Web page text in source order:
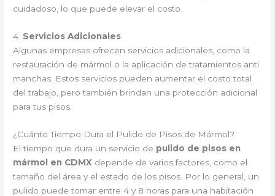
cuidadoso, lo que puede elevar el costo.
4. Servicios Adicionales
Algunas empresas ofrecen servicios adicionales, como la
restauración de mármol o la aplicación de tratamientos anti
manchas. Estos servicios pueden aumentar el costo total
del trabajo, pero también brindan una protección adicional
para tus pisos.
¿Cuánto Tiempo Dura el Pulido de Pisos de Mármol?
El tiempo que dura un servicio de pulido de pisos en
mármol en CDMX depende de varios factores, como el
tamaño del área y el estado de los pisos. Por lo general, un
pulido puede tomar entre 4 y 8 horas para una habitación